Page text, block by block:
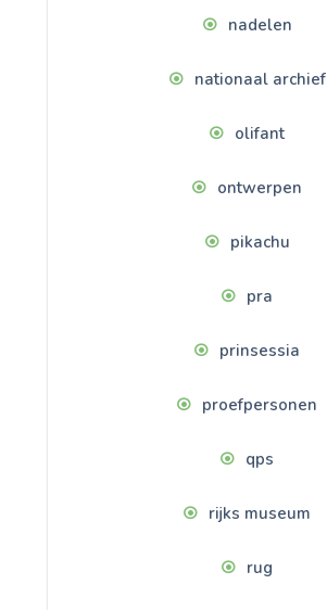
nadelen
nationaal archief
olifant
ontwerpen
pikachu
pra
prinsessia
proefpersonen
qps
rijks museum
rug